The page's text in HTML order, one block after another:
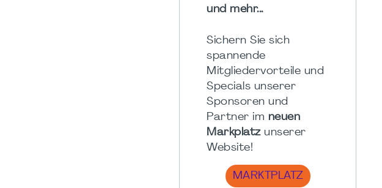
und mehr...
Sichern Sie sich
spannende
Mitgliedervorteile und
Specials unserer
Sponsoren und
Partner im neuen
Markplatzunserer
Website!
MARKTPLATZ